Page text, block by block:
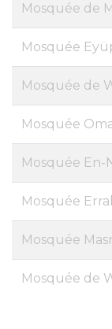
Mosquée de
Mosquée
Mosquée de
Mosquée
Mosquée En-
Mosquée
Mosquée
Mosquée de